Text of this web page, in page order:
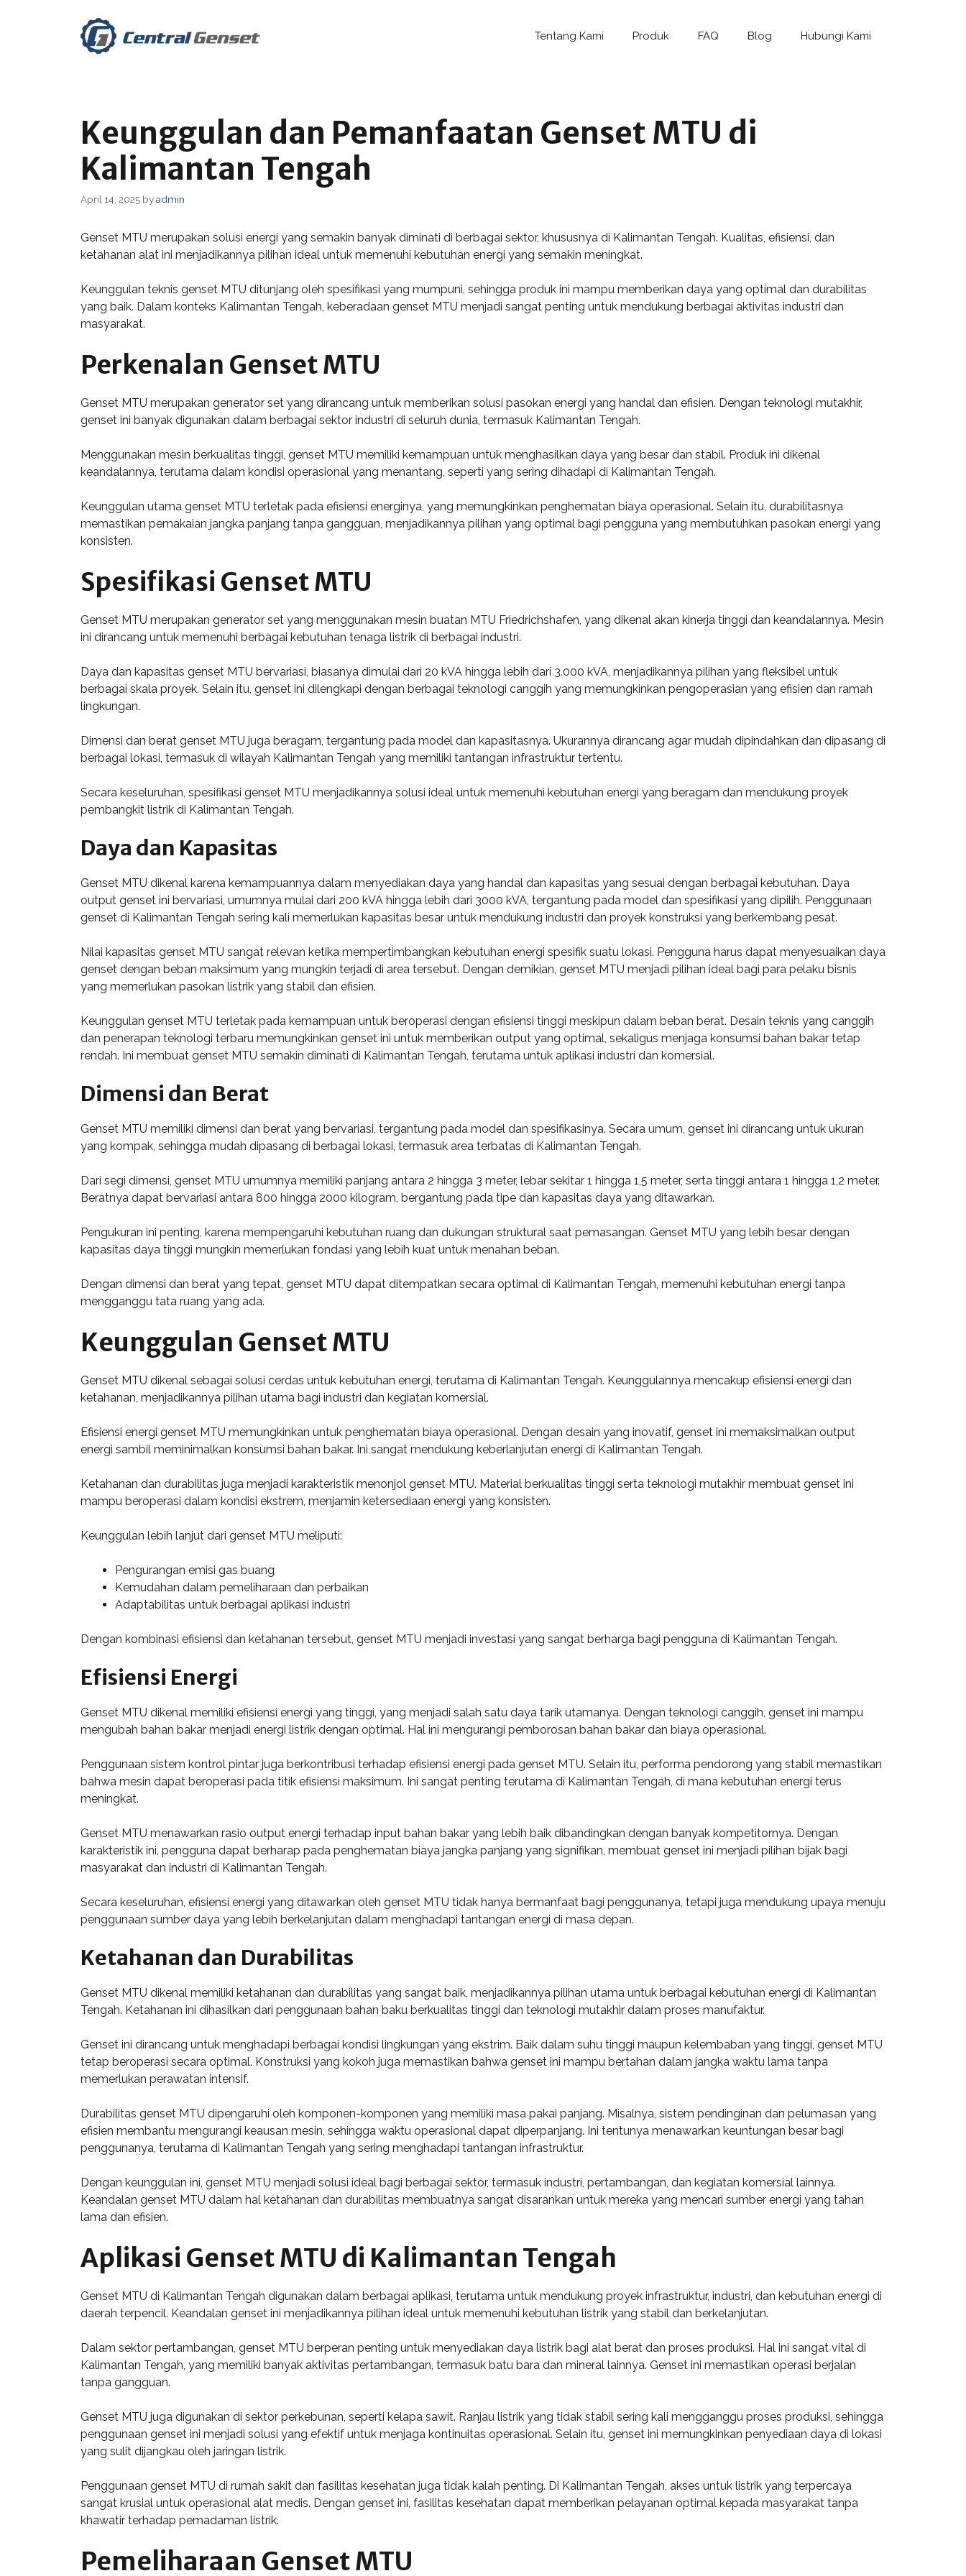
Tentang Kami Produk FAQ Blog Hubungi Kami
Keunggulan dan Pemanfaatan Genset MTU di
Kalimantan Tengah
April 14, 2025 byadmin
Genset MTU merupakan solusi energi yang semakin banyak diminati di berbagai sektor, khususnya di Kalimantan Tengah. Kualitas, efisiensi, dan
ketahanan alat ini menjadikannya pilihan ideal untuk memenuhi kebutuhan energi yang semakin meningkat.
Keunggulan teknis genset MTU ditunjang oleh spesifikasi yang mumpuni, sehingga produk ini mampu memberikan daya yang optimal dan durabilitas
yang baik. Dalam konteks Kalimantan Tengah, keberadaan genset MTU menjadi sangat penting untuk mendukung berbagai aktivitas industri dan
masyarakat.
Perkenalan Genset MTU
Genset MTU merupakan generator set yang dirancang untuk memberikan solusi pasokan energi yang handal dan efisien. Dengan teknologi mutakhir,
genset ini banyak digunakan dalam berbagai sektor industri di seluruh dunia, termasuk Kalimantan Tengah.
Menggunakan mesin berkualitas tinggi, genset MTU memiliki kemampuan untuk menghasilkan daya yang besar dan stabil. Produk ini dikenal
keandalannya, terutama dalam kondisi operasional yang menantang, seperti yang sering dihadapi di Kalimantan Tengah.
Keunggulan utama genset MTU terletak pada efisiensi energinya, yang memungkinkan penghematan biaya operasional. Selain itu, durabilitasnya
memastikan pemakaian jangka panjang tanpa gangguan, menjadikannya pilihan yang optimal bagi pengguna yang membutuhkan pasokan energi yang
konsisten.
Spesifikasi Genset MTU
Genset MTU merupakan generator set yang menggunakan mesin buatan MTU Friedrichshafen, yang dikenal akan kinerja tinggi dan keandalannya. Mesin
ini dirancang untuk memenuhi berbagai kebutuhan tenaga listrik di berbagai industri.
Daya dan kapasitas genset MTU bervariasi, biasanya dimulai dari 20 kVA hingga lebih dari 3.000 kVA, menjadikannya pilihan yang fleksibel untuk
berbagai skala proyek. Selain itu, genset ini dilengkapi dengan berbagai teknologi canggih yang memungkinkan pengoperasian yang efisien dan ramah
lingkungan.
Dimensi dan berat genset MTU juga beragam, tergantung pada model dan kapasitasnya. Ukurannya dirancang agar mudah dipindahkan dan dipasang di
berbagai lokasi, termasuk di wilayah Kalimantan Tengah yang memiliki tantangan infrastruktur tertentu.
Secara keseluruhan, spesifikasi genset MTU menjadikannya solusi ideal untuk memenuhi kebutuhan energi yang beragam dan mendukung proyek
pembangkit listrik di Kalimantan Tengah.
Daya dan Kapasitas
Genset MTU dikenal karena kemampuannya dalam menyediakan daya yang handal dan kapasitas yang sesuai dengan berbagai kebutuhan. Daya
output genset ini bervariasi, umumnya mulai dari 200 kVA hingga lebih dari 3000 kVA, tergantung pada model dan spesifikasi yang dipilih. Penggunaan
genset di Kalimantan Tengah sering kali memerlukan kapasitas besar untuk mendukung industri dan proyek konstruksi yang berkembang pesat.
Nilai kapasitas genset MTU sangat relevan ketika mempertimbangkan kebutuhan energi spesifik suatu lokasi. Pengguna harus dapat menyesuaikan daya
genset dengan beban maksimum yang mungkin terjadi di area tersebut. Dengan demikian, genset MTU menjadi pilihan ideal bagi para pelaku bisnis
yang memerlukan pasokan listrik yang stabil dan efisien.
Keunggulan genset MTU terletak pada kemampuan untuk beroperasi dengan efisiensi tinggi meskipun dalam beban berat. Desain teknis yang canggih
dan penerapan teknologi terbaru memungkinkan genset ini untuk memberikan output yang optimal, sekaligus menjaga konsumsi bahan bakar tetap
rendah. Ini membuat genset MTU semakin diminati di Kalimantan Tengah, terutama untuk aplikasi industri dan komersial.
Dimensi dan Berat
Genset MTU memiliki dimensi dan berat yang bervariasi, tergantung pada model dan spesifikasinya. Secara umum, genset ini dirancang untuk ukuran
yang kompak, sehingga mudah dipasang di berbagai lokasi, termasuk area terbatas di Kalimantan Tengah.
Dari segi dimensi, genset MTU umumnya memiliki panjang antara 2 hingga 3 meter, lebar sekitar 1 hingga 1,5 meter, serta tinggi antara 1 hingga 1,2 meter.
Beratnya dapat bervariasi antara 800 hingga 2000 kilogram, bergantung pada tipe dan kapasitas daya yang ditawarkan.
Pengukuran ini penting, karena mempengaruhi kebutuhan ruang dan dukungan struktural saat pemasangan. Genset MTU yang lebih besar dengan
kapasitas daya tinggi mungkin memerlukan fondasi yang lebih kuat untuk menahan beban.
Dengan dimensi dan berat yang tepat, genset MTU dapat ditempatkan secara optimal di Kalimantan Tengah, memenuhi kebutuhan energi tanpa
mengganggu tata ruang yang ada.
Keunggulan Genset MTU
Genset MTU dikenal sebagai solusi cerdas untuk kebutuhan energi, terutama di Kalimantan Tengah. Keunggulannya mencakup efisiensi energi dan
ketahanan, menjadikannya pilihan utama bagi industri dan kegiatan komersial.
Efisiensi energi genset MTU memungkinkan untuk penghematan biaya operasional. Dengan desain yang inovatif, genset ini memaksimalkan output
energi sambil meminimalkan konsumsi bahan bakar. Ini sangat mendukung keberlanjutan energi di Kalimantan Tengah.
Ketahanan dan durabilitas juga menjadi karakteristik menonjol genset MTU. Material berkualitas tinggi serta teknologi mutakhir membuat genset ini
mampu beroperasi dalam kondisi ekstrem, menjamin ketersediaan energi yang konsisten.
Keunggulan lebih lanjut dari genset MTU meliputi:
Pengurangan emisi gas buang
Kemudahan dalam pemeliharaan dan perbaikan
Adaptabilitas untuk berbagai aplikasi industri
Dengan kombinasi efisiensi dan ketahanan tersebut, genset MTU menjadi investasi yang sangat berharga bagi pengguna di Kalimantan Tengah.
Efisiensi Energi
Genset MTU dikenal memiliki efisiensi energi yang tinggi, yang menjadi salah satu daya tarik utamanya. Dengan teknologi canggih, genset ini mampu
mengubah bahan bakar menjadi energi listrik dengan optimal. Hal ini mengurangi pemborosan bahan bakar dan biaya operasional.
Penggunaan sistem kontrol pintar juga berkontribusi terhadap efisiensi energi pada genset MTU. Selain itu, performa pendorong yang stabil memastikan
bahwa mesin dapat beroperasi pada titik efisiensi maksimum. Ini sangat penting terutama di Kalimantan Tengah, di mana kebutuhan energi terus
meningkat.
Genset MTU menawarkan rasio output energi terhadap input bahan bakar yang lebih baik dibandingkan dengan banyak kompetitornya. Dengan
karakteristik ini, pengguna dapat berharap pada penghematan biaya jangka panjang yang signifikan, membuat genset ini menjadi pilihan bijak bagi
masyarakat dan industri di Kalimantan Tengah.
Secara keseluruhan, efisiensi energi yang ditawarkan oleh genset MTU tidak hanya bermanfaat bagi penggunanya, tetapi juga mendukung upaya menuju
penggunaan sumber daya yang lebih berkelanjutan dalam menghadapi tantangan energi di masa depan.
Ketahanan dan Durabilitas
Genset MTU dikenal memiliki ketahanan dan durabilitas yang sangat baik, menjadikannya pilihan utama untuk berbagai kebutuhan energi di Kalimantan
Tengah. Ketahanan ini dihasilkan dari penggunaan bahan baku berkualitas tinggi dan teknologi mutakhir dalam proses manufaktur.
Genset ini dirancang untuk menghadapi berbagai kondisi lingkungan yang ekstrim. Baik dalam suhu tinggi maupun kelembaban yang tinggi, genset MTU
tetap beroperasi secara optimal. Konstruksi yang kokoh juga memastikan bahwa genset ini mampu bertahan dalam jangka waktu lama tanpa
memerlukan perawatan intensif.
Durabilitas genset MTU dipengaruhi oleh komponen-komponen yang memiliki masa pakai panjang. Misalnya, sistem pendinginan dan pelumasan yang
efisien membantu mengurangi keausan mesin, sehingga waktu operasional dapat diperpanjang. Ini tentunya menawarkan keuntungan besar bagi
penggunanya, terutama di Kalimantan Tengah yang sering menghadapi tantangan infrastruktur.
Dengan keunggulan ini, genset MTU menjadi solusi ideal bagi berbagai sektor, termasuk industri, pertambangan, dan kegiatan komersial lainnya.
Keandalan genset MTU dalam hal ketahanan dan durabilitas membuatnya sangat disarankan untuk mereka yang mencari sumber energi yang tahan
lama dan efisien.
Aplikasi Genset MTU di Kalimantan Tengah
Genset MTU di Kalimantan Tengah digunakan dalam berbagai aplikasi, terutama untuk mendukung proyek infrastruktur, industri, dan kebutuhan energi di
daerah terpencil. Keandalan genset ini menjadikannya pilihan ideal untuk memenuhi kebutuhan listrik yang stabil dan berkelanjutan.
Dalam sektor pertambangan, genset MTU berperan penting untuk menyediakan daya listrik bagi alat berat dan proses produksi. Hal ini sangat vital di
Kalimantan Tengah, yang memiliki banyak aktivitas pertambangan, termasuk batu bara dan mineral lainnya. Genset ini memastikan operasi berjalan
tanpa gangguan.
Genset MTU juga digunakan di sektor perkebunan, seperti kelapa sawit. Ranjau listrik yang tidak stabil sering kali mengganggu proses produksi, sehingga
penggunaan genset ini menjadi solusi yang efektif untuk menjaga kontinuitas operasional. Selain itu, genset ini memungkinkan penyediaan daya di lokasi
yang sulit dijangkau oleh jaringan listrik.
Penggunaan genset MTU di rumah sakit dan fasilitas kesehatan juga tidak kalah penting. Di Kalimantan Tengah, akses untuk listrik yang terpercaya
sangat krusial untuk operasional alat medis. Dengan genset ini, fasilitas kesehatan dapat memberikan pelayanan optimal kepada masyarakat tanpa
khawatir terhadap pemadaman listrik.
Pemeliharaan Genset MTU